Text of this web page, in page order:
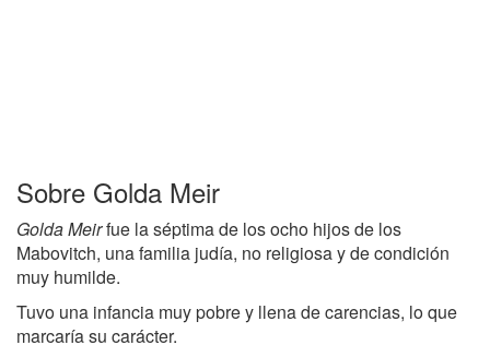
Sobre Golda Meir
Golda Meirfue la séptima de los ocho hijos de los
Mabovitch, una familia judía, no religiosa y de condición
muy humilde.
Tuvo una infancia muy pobre y llena de carencias, lo que
marcaría su carácter.